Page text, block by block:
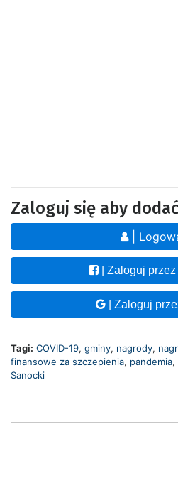
Zaloguj się aby
|
| Zaloguj
| Zaloguj
Tagi: COVID-19, gminy, nagrody,
finansowe za szczepienia, pandemia,
Sanocki